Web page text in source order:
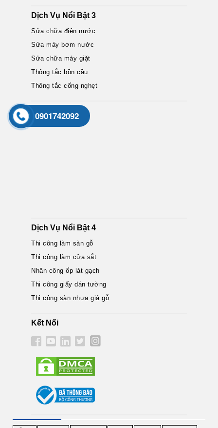
Dịch Vụ Nổi Bật 3
Sửa chữa điện nước
Sửa máy bơm nước
Sửa chữa máy giặt
Thông tắc bồn cầu
Thông tắc cống nghẹt
Dịch Vụ Nổi Bật 4
Thi công làm sàn gỗ
Thi công làm cửa sắt
Nhân công ốp lát gạch
Thi công giấy dán tường
Thi công sàn nhựa giả gỗ
Kết Nối
0901742092